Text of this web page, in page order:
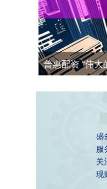
普惠配资 “伟
盛
服
关
现